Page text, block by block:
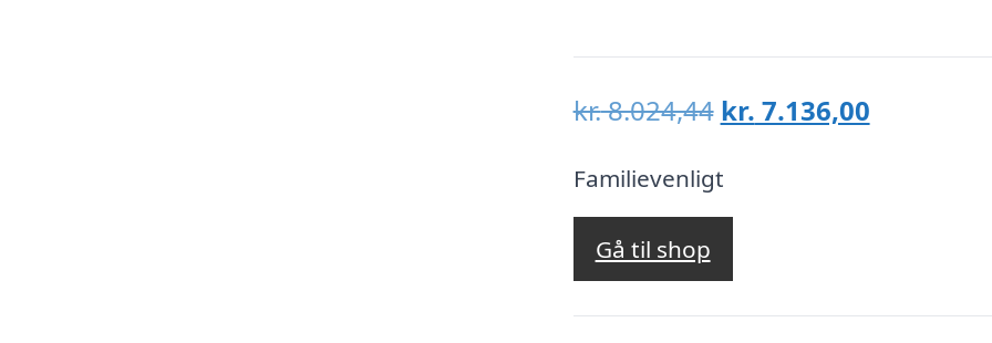
kr.8.024,44 Den
pris
var:
kr. 7.136,00Den
Familievenligt
Gå til shop